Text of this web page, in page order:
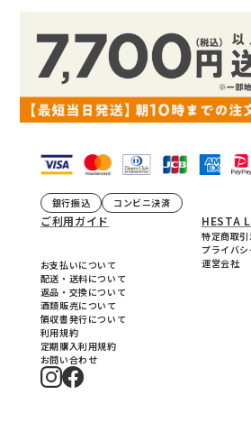
銀行振込 コンビニ決済
ご利用ガイド
お支払いについて
配送・送料について
返品・交換について
酒類販売について
領収書発行について
利用規約
定期購入利用規約
お問い合わせ
HESTA
特定商取
プライバ
運営会社